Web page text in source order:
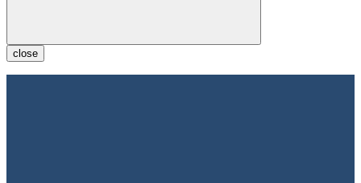
close